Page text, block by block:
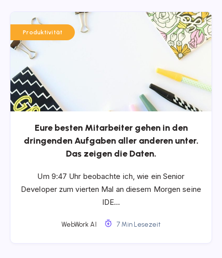
Produktivität
Eure besten Mitarbeiter gehen in den
dringenden Aufgaben aller anderen unter.
Das zeigen die Daten.
Um 9:47 Uhr beobachte ich, wie ein Senior
Developer zum vierten Mal an diesem Morgen seine
IDE…
WebWork AI 7 Min Lesezeit